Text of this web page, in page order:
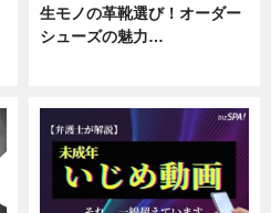
生モノの革靴選び！オーダー
シューズの魅力…